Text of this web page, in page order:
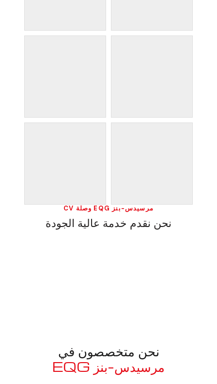
مرسيدس-بنز EQG وصلة CV
نحن نقدم خدمة عالية الجودة
نحن متخصصون في
مرسيدس-بنز EQG